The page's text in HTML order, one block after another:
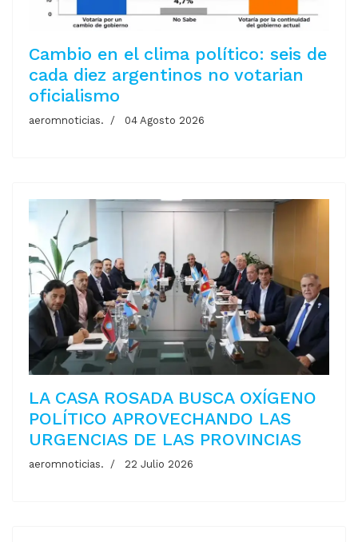
Cambio en el clima político: seis de
cada diez argentinos no votarian
oficialismo
aeromnoticias. 04 Agosto 2026
LA CASA ROSADA BUSCA OXÍGENO
POLÍTICO APROVECHANDO LAS
URGENCIAS DE LAS PROVINCIAS
aeromnoticias. 22 Julio 2026